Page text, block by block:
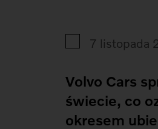
7 listopada
Volvo Cars
świecie, co
okresem